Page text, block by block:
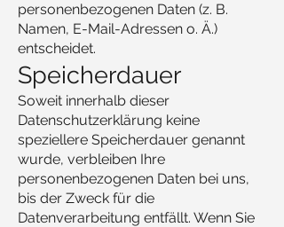
personenbezogenen Daten (z. B.
Namen, E-Mail-Adressen o. Ä.)
entscheidet.
Speicherdauer
Soweit innerhalb dieser
Datenschutzerklärung keine
speziellere Speicherdauer genannt
wurde, verbleiben Ihre
personenbezogenen Daten bei uns,
bis der Zweck für die
Datenverarbeitung entfällt. Wenn Sie